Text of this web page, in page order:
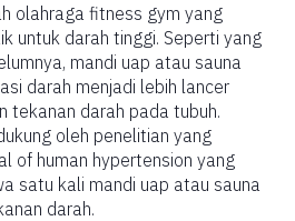
olahraga fitness gym yang
untuk darah tinggi. Seperti yang
mandi uap atau sauna
darah menjadi lebih lancer
tekanan darah pada tubuh.
oleh penelitian yang
of human hypertension yang
satu kali mandi uap atau sauna
darah.